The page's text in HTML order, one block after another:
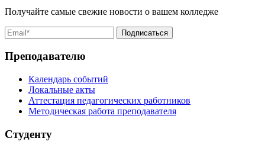
Получайте самые свежие новости о вашем колледже
Преподавателю
Календарь событий
Локальные акты
Аттестация педагогических работников
Методическая работа преподавателя
Студенту